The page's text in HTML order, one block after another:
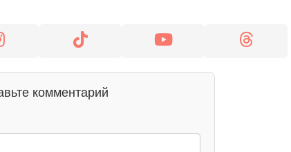
комментарий